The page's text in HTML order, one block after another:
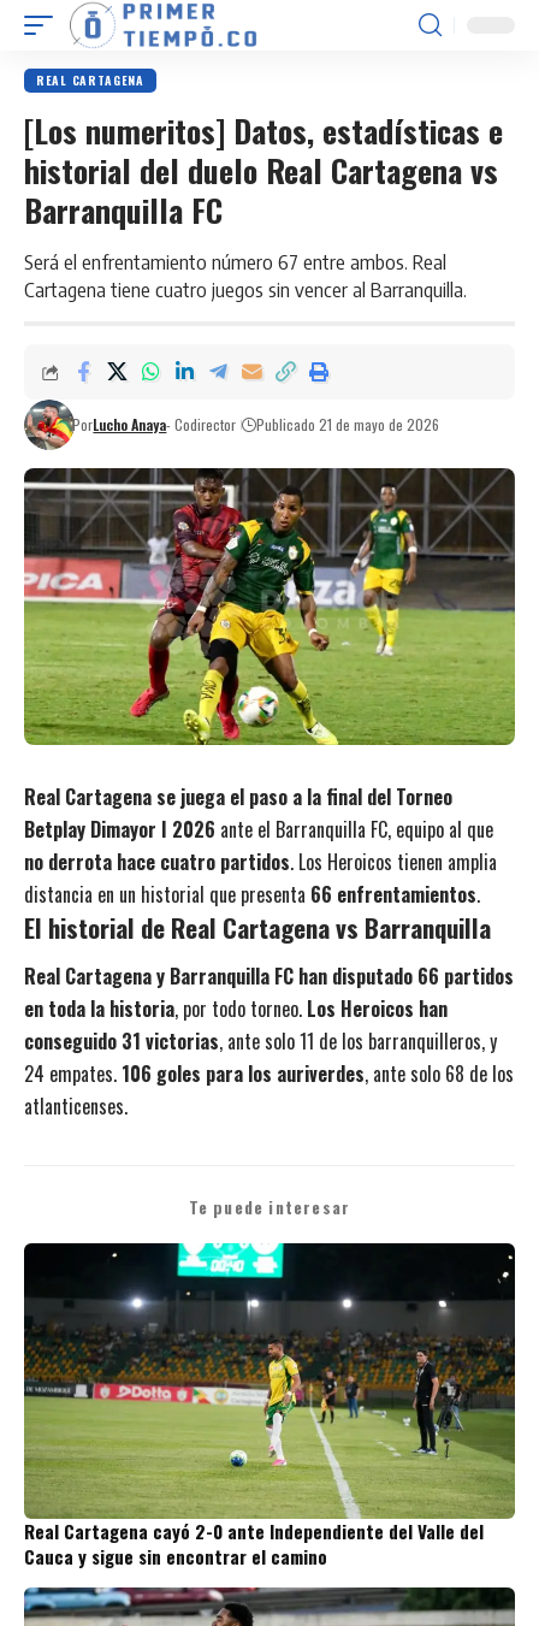
REAL CARTAGENA
[Los numeritos] Datos, estadísticas e
historial del duelo Real Cartagena vs
Barranquilla FC
Será el enfrentamiento número 67 entre ambos. Real
Cartagena tiene cuatro juegos sin vencer al Barranquilla.
PorLucho Anaya- Codirector Publicado 21 de mayo de 2026
Real Cartagena se juega el paso a la final del Torneo
Betplay Dimayor I 2026 ante el Barranquilla FC, equipo al que
no derrota hace cuatro partidos. Los Heroicos tienen amplia
distancia en un historial que presenta 66 enfrentamientos.
El historial de Real Cartagena vs Barranquilla
Real Cartagena y Barranquilla FC han disputado 66 partidos
en toda la historia, por todo torneo. Los Heroicos han
conseguido 31 victorias, ante solo 11 de los barranquilleros, y
24 empates. 106 goles para los auriverdes, ante solo 68 de los
atlanticenses.
Te puede interesar
Real Cartagena cayó 2-0 ante Independiente del Valle del
Cauca y sigue sin encontrar el camino